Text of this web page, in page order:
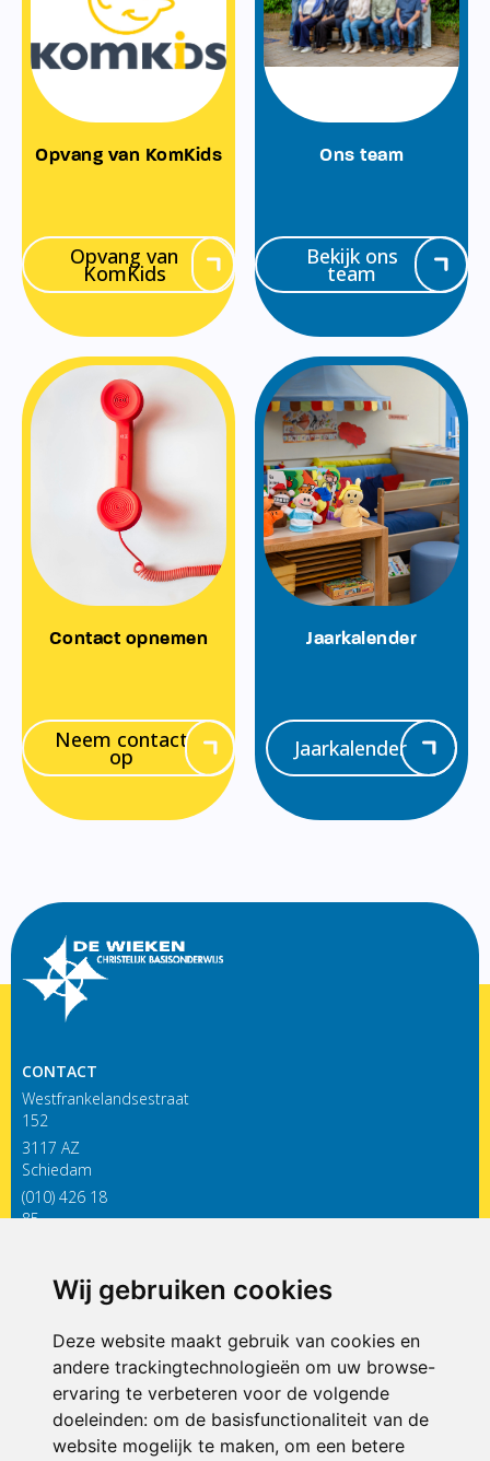
Wij gebruiken cookies
Deze website maakt gebruik van cookies en
andere trackingtechnologieën om uw browse-
ervaring te verbeteren voor de volgende
doeleinden: om de basisfunctionaliteit van de
website mogelijk te maken, om een betere
Opvang van KomKids
Opvang van
KomKids
Ons team
Bekijk ons
team
Contact opnemen
Neem contact
op
Jaarkalender
Jaarkalender
CONTACT
Westfrankelandsestraat
152
3117 AZ
Schiedam
(010) 426 18
85
ONDERDEEL VAN